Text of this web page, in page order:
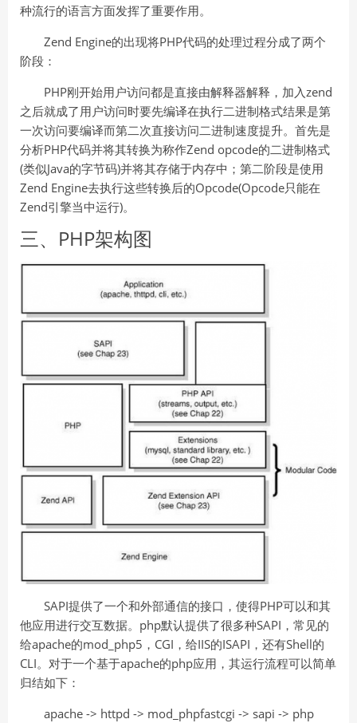
种流行的语言方面发挥了重要作用。
Zend Engine的出现将PHP代码的处理过程分成了两个
阶段：
PHP刚开始用户访问都是直接由解释器解释，加入zend
之后就成了用户访问时要先编译在执行二进制格式结果是第
一次访问要编译而第二次直接访问二进制速度提升。首先是
分析PHP代码并将其转换为称作Zend opcode的二进制格式
(类似Java的字节码)并将其存储于内存中；第二阶段是使用
Zend Engine去执行这些转换后的Opcode(Opcode只能在
Zend引擎当中运行)。
三、PHP架构图
SAPI提供了一个和外部通信的接口，使得PHP可以和其
他应用进行交互数据。php默认提供了很多种SAPI，常见的
给apache的mod_php5，CGI，给IIS的ISAPI，还有Shell的
CLI。对于一个基于apache的php应用，其运行流程可以简单
归结如下：
apache -> httpd -> mod_phpfastcgi -> sapi -> php